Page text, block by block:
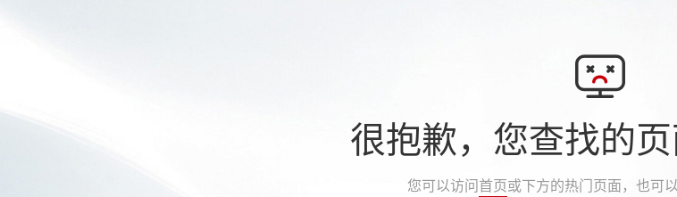
很抱歉，您查找的
您可以访问 首页或下方的热门页面，也可